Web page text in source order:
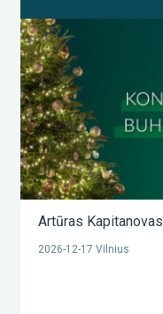
Artūras Kapitanovas
2026-12-17 Vilnius